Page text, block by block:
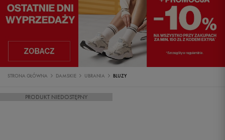
STRONA GŁÓWNA DAMSKIE UBRANIA BLUZY
PRODUKT NIEDOSTĘPNY